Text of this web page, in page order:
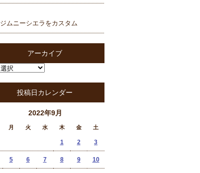
ジムニーシエラをカスタム
アーカイブ
投稿日カレンダー
2022年9月
月 火 水 木 金 土
1 2 3
5 6 7 8 9 10